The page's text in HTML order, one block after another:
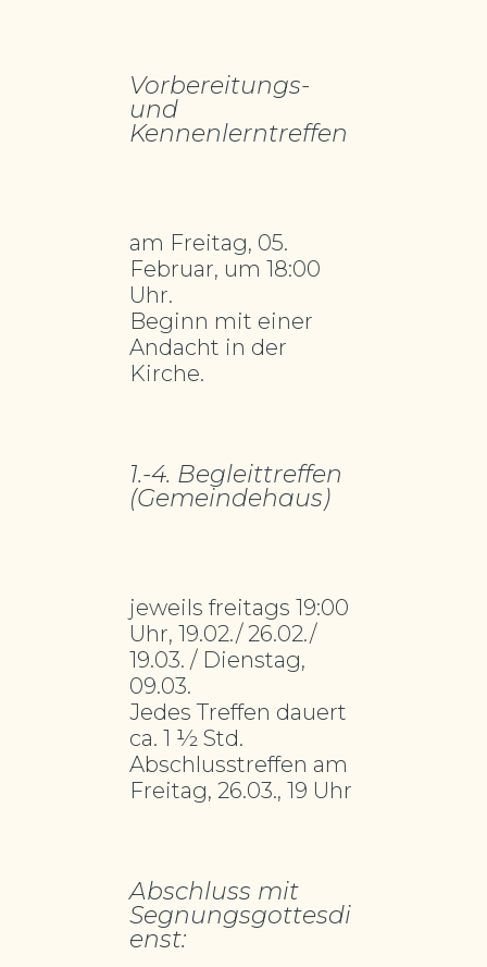
Vorbereitungs-
und
Kennenlerntreffen
am Freitag, 05.
Februar, um 18:00
Uhr.
Beginn mit einer
Andacht in der
Kirche.
1.-4. Begleittreffen
(Gemeindehaus)
jeweils freitags 19:00
Uhr, 19.02./ 26.02./
19.03. / Dienstag,
09.03.
Jedes Treffen dauert
ca. 1 ½ Std.
Abschlusstreffen am
Freitag, 26.03., 19 Uhr
Abschluss mit
Segnungsgottesdi
enst: